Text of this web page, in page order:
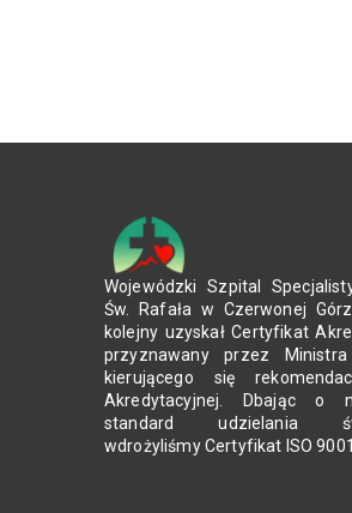
Wojewódzki Szpital
Św. Rafała w Czerwonej
kolejny uzyskał Certyfikat
przyznawany przez
kierującego się
Akredytacyjnej. Dbając o
standard udzielania
wdrożyliśmy Certyfikat ISO